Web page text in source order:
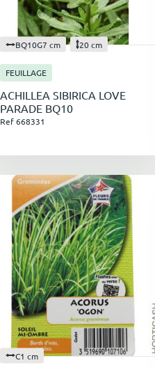
BQ10G7 cm 20 cm
FEUILLAGE
ACHILLEA SIBIRICA LOVE
PARADE BQ10
Ref 668331
C1 cm